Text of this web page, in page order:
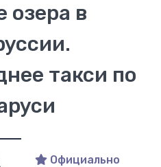
озера в
такси по
Официально